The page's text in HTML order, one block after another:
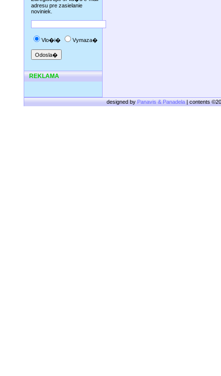
adresu pre zasielanie
noviniek.
Vlo�i� Vymaza�
REKLAMA
designed byPanavis & Panadela| contents